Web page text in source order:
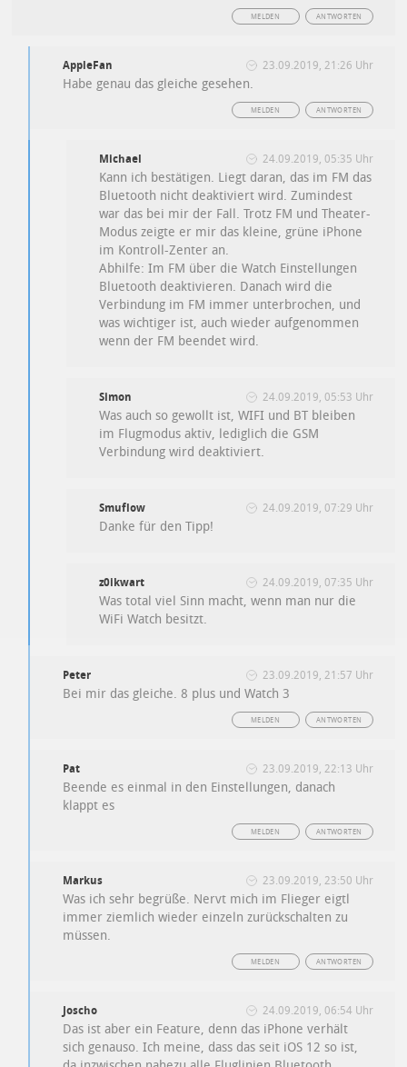
ANTWORTEN
MELDEN
AppleFan 23.09.2019, 21:26 Uhr
Habe genau das gleiche gesehen.
ANTWORTEN
MELDEN
Michael 24.09.2019, 05:35 Uhr
Kann ich bestätigen. Liegt daran, das im FM das
Bluetooth nicht deaktiviert wird. Zumindest
war das bei mir der Fall. Trotz FM und Theater-
Modus zeigte er mir das kleine, grüne iPhone
im Kontroll-Zenter an.
Abhilfe: Im FM über die Watch Einstellungen
Bluetooth deaktivieren. Danach wird die
Verbindung im FM immer unterbrochen, und
was wichtiger ist, auch wieder aufgenommen
wenn der FM beendet wird.
Simon 24.09.2019, 05:53 Uhr
Was auch so gewollt ist, WIFI und BT bleiben
im Flugmodus aktiv, lediglich die GSM
Verbindung wird deaktiviert.
Smuflow 24.09.2019, 07:29 Uhr
Danke für den Tipp!
z0ikwart 24.09.2019, 07:35 Uhr
Was total viel Sinn macht, wenn man nur die
WiFi Watch besitzt.
Peter 23.09.2019, 21:57 Uhr
Bei mir das gleiche. 8 plus und Watch 3
ANTWORTEN
MELDEN
Pat 23.09.2019, 22:13 Uhr
Beende es einmal in den Einstellungen, danach
klappt es
ANTWORTEN
MELDEN
Markus 23.09.2019, 23:50 Uhr
Was ich sehr begrüße. Nervt mich im Flieger eigtl
immer ziemlich wieder einzeln zurückschalten zu
müssen.
ANTWORTEN
MELDEN
Joscho 24.09.2019, 06:54 Uhr
Das ist aber ein Feature, denn das iPhone verhält
sich genauso. Ich meine, dass das seit iOS 12 so ist,